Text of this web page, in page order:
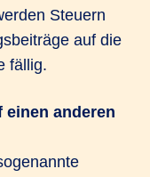
Steuern
auf die
fällig.
einen anderen